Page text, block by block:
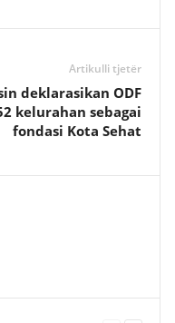
Artikulli tjetër
deklarasikan ODF
kelurahan sebagai
fondasi Kota Sehat